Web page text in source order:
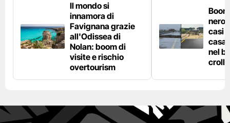
Il mondo si
innamora di
Favignana grazie
all'Odissea di
Nolan: boom di
visite e rischio
overtourism
nero
casi
casa
nel